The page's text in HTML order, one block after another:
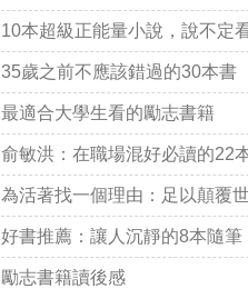
10本超級正能量小說，說不定
35歲之前不應該錯過的30本書
最適合大學生看的勵志書籍
俞敏洪：在職場混好必讀的22
為活著找一個理由：足以顛覆
好書推薦：讓人沉靜的8本隨筆
勵志書籍讀後感